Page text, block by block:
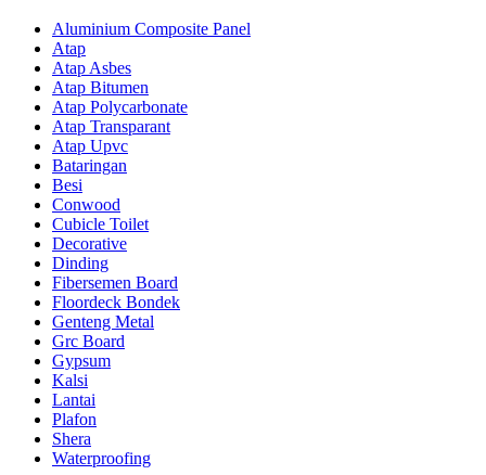
Aluminium Composite Panel
Atap
Atap Asbes
Atap Bitumen
Atap Polycarbonate
Atap Transparant
Atap Upvc
Bataringan
Besi
Conwood
Cubicle Toilet
Decorative
Dinding
Fibersemen Board
Floordeck Bondek
Genteng Metal
Grc Board
Gypsum
Kalsi
Lantai
Plafon
Shera
Waterproofing